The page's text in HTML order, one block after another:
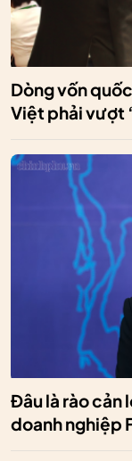
Dòng vốn
Việt phải vượt
Đâu là rào cản
doanh nghiệp